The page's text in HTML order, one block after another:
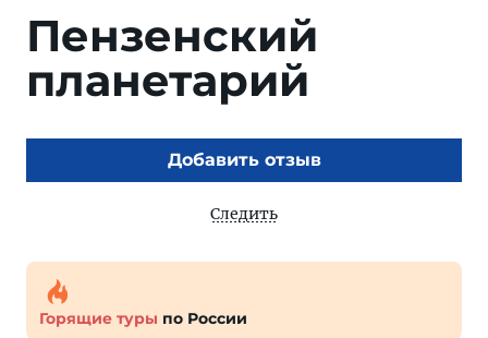
Пензенский
планетарий
Добавить отзыв
Следить
Горящие туры по России